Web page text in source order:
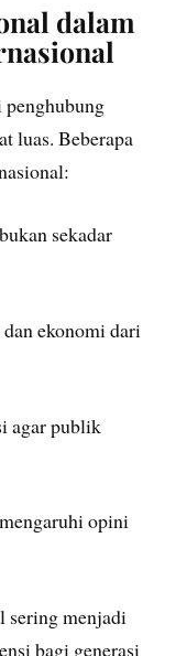
dalam
penghubung
luas. Beberapa
sekadar
ekonomi dari
agar publik
opini
sering menjadi
bagi generasi